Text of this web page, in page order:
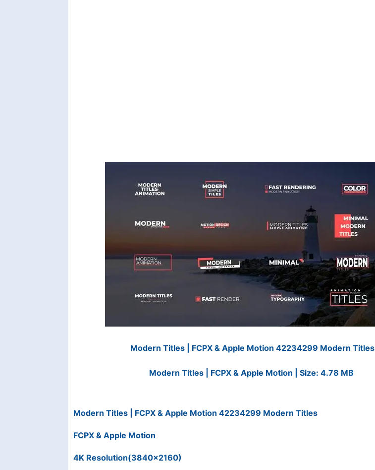
Modern Titles | FCPX & Apple Motion 42234299 Modern Titles
Modern Titles | FCPX & Apple Motion | Size: 4.78 MB
Modern Titles | FCPX & Apple Motion 42234299 Modern Titles
FCPX & Apple Motion
4K Resolution(3840×2160)